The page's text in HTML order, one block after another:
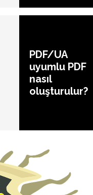
PDF/UA
uyumlu PDF
nasıl
oluşturulur?